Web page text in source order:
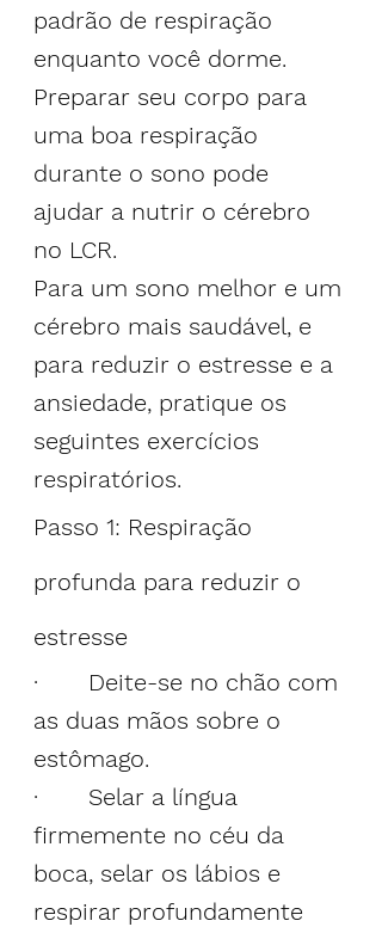
padrão de respiração
enquanto você dorme.
Preparar seu corpo para
uma boa respiração
durante o sono pode
ajudar a nutrir o cérebro
no LCR.
Para um sono melhor e um
cérebro mais saudável, e
para reduzir o estresse e a
ansiedade, pratique os
seguintes exercícios
respiratórios.
Passo 1: Respiração
profunda para reduzir o
estresse
·       Deite-se no chão com
as duas mãos sobre o
estômago.
·       Selar a língua
firmemente no céu da
boca, selar os lábios e
respirar profundamente